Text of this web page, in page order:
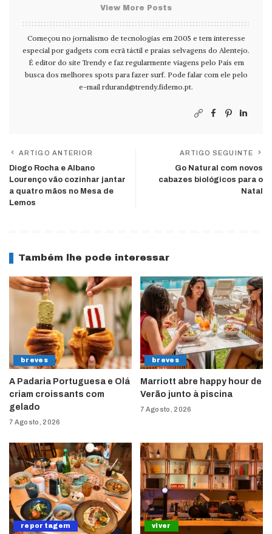
View More Posts
Começou no jornalismo de tecnologias em 2005 e tem interesse
especial por gadgets com ecrã táctil e praias selvagens do Alentejo.
É editor do site Trendy e faz regularmente viagens pelo País em
busca dos melhores spots para fazer surf. Pode falar com ele pelo
e-mail rdurand@trendy.fidemo.pt.
ARTIGO ANTERIOR
Diogo Rocha e Albano
Lourenço vão cozinhar jantar
a quatro mãos no Mesa de
Lemos
ARTIGO SEGUINTE
Go Natural com novos
cabazes biológicos para o
Natal
Também lhe pode interessar
breves
A Padaria Portuguesa e Olá
criam croissants com
gelado
7 Agosto, 2026
breves
Marriott abre happy hour de
Verão junto à piscina
7 Agosto, 2026
reportagem viver